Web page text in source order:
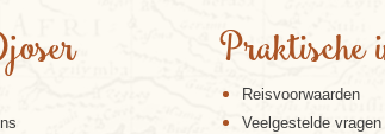
Praktische
Reisvoorwaarden
Veelgestelde vragen